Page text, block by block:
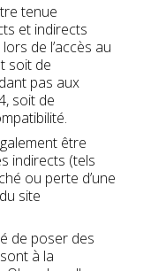
tenue
et indirects
de l’accès au
soit de
pas aux
soit de
être
indirects (tels
ou perte d’une
site
de poser des
à la